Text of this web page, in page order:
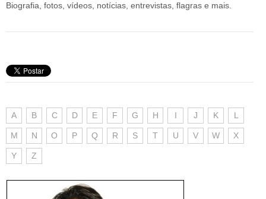
Biografia, fotos, vídeos, notícias, entrevistas, flagras e mais.
A B C D E F G H I J K L
M N O P Q R S T U V W X
Y Z